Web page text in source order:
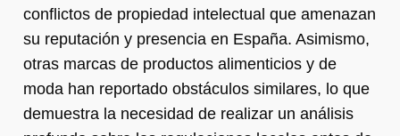
conflictos de propiedad intelectual que amenazan
su reputación y presencia en España. Asimismo,
otras marcas de productos alimenticios y de
moda han reportado obstáculos similares, lo que
demuestra la necesidad de realizar un análisis